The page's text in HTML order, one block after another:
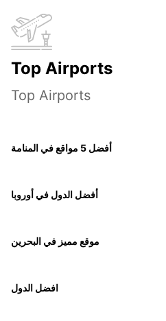
Top Airports
Top Airports
أفضل 5 مواقع في المنامة
أفضل الدول في أوروبا
موقع مميز في البحرين
افضل الدول